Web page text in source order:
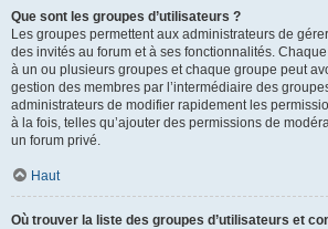
Que sont les groupes d’utilisateurs ?
Les groupes permettent aux administrateurs de
des invités au forum et à ses fonctionnalités.
à un ou plusieurs groupes et chaque groupe peut
gestion des membres par l’intermédiaire des
administrateurs de modifier rapidement les
à la fois, telles qu’ajouter des permissions de
un forum privé.
Haut
Où trouver la liste des groupes d’utilisateurs et